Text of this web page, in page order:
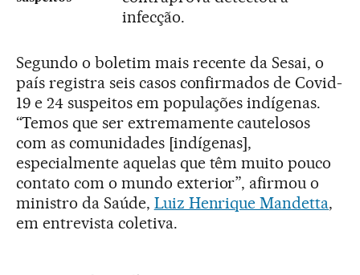
infecção.
Segundo o boletim mais recente da Sesai, o
país registra seis casos confirmados de Covid-
19 e 24 suspeitos em populações indígenas.
“Temos que ser extremamente cautelosos
com as comunidades [indígenas],
especialmente aquelas que têm muito pouco
contato com o mundo exterior”, afirmou o
ministro da Saúde, Luiz Henrique Mandetta,
em entrevista coletiva.